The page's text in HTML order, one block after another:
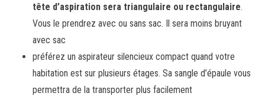
tête d’aspiration sera triangulaire ou rectangulaire.
Vous le prendrez avec ou sans sac. Il sera moins bruyant
avec sac
préférez un aspirateur silencieux compact quand votre
habitation est sur plusieurs étages. Sa sangle d’épaule vous
permettra de la transporter plus facilement